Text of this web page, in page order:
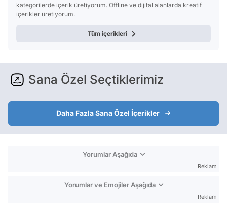
kategorilerde içerik üretiyorum. Offline ve dijital alanlarda kreatif
içerikler üretiyorum.
Tüm içerikleri
Sana Özel Seçtiklerimiz
Daha Fazla Sana Özel İçerikler
Yorumlar Aşağıda
Reklam
Yorumlar ve Emojiler Aşağıda
Reklam